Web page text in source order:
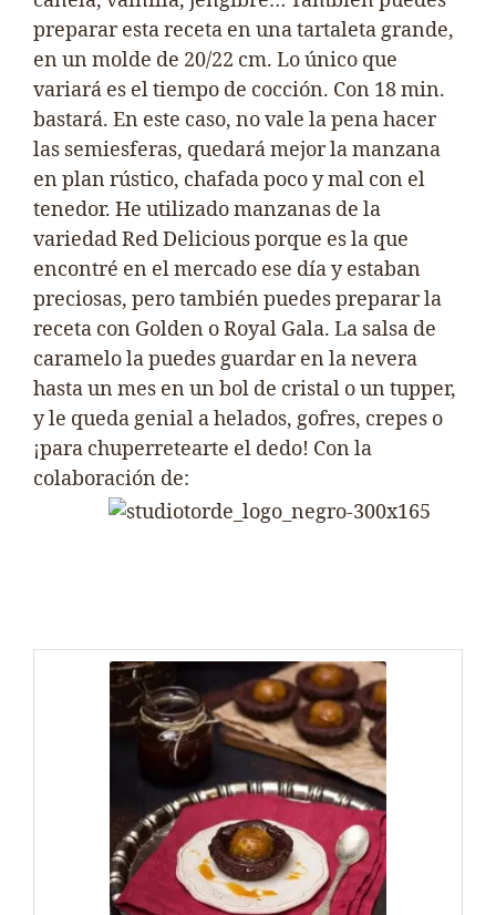
preparar esta receta en una tartaleta grande,
en un molde de 20/22 cm. Lo único que
variará es el tiempo de cocción. Con 18 min.
bastará. En este caso, no vale la pena hacer
las semiesferas, quedará mejor la manzana
en plan rústico, chafada poco y mal con el
tenedor. He utilizado manzanas de la
variedad Red Delicious porque es la que
encontré en el mercado ese día y estaban
preciosas, pero también puedes preparar la
receta con Golden o Royal Gala. La salsa de
caramelo la puedes guardar en la nevera
hasta un mes en un bol de cristal o un tupper,
y le queda genial a helados, gofres, crepes o
¡para chuperretearte el dedo! Con la
colaboración de: